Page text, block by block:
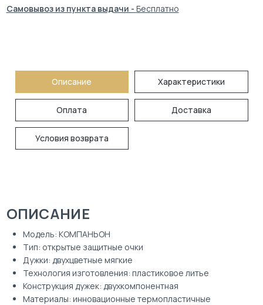
БЛОГ УСЛУГИ
Самовывоз из пункта выдачи - Бесплатно
Описание Характеристики
Оплата Доставка
Условия возврата
ОПИСАНИЕ
Модель: КОМПАНЬОН
Тип: открытые защитные очки
Дужки: двухцветные мягкие
Технология изготовления: пластиковое литье
Конструкция дужек: двухкомпонентная
Материалы: инновационные термопластичные